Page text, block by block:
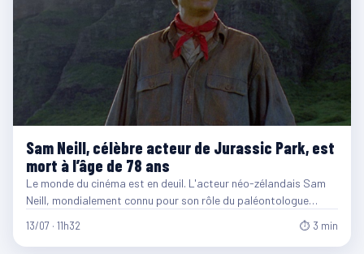
Sam Neill, célèbre acteur de Jurassic Park, est
mort à l’âge de 78 ans
Le monde du cinéma est en deuil. L'acteur néo-zélandais Sam
Neill, mondialement connu pour son rôle du paléontologue…
13/07 · 11h32 ⏱ 3 min